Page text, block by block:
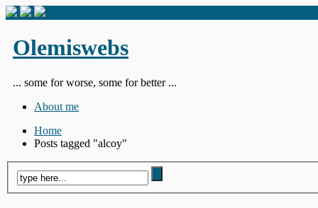
Olemiswebs
... some for worse, some for better ...
About me
Home
Posts tagged "alcoy"